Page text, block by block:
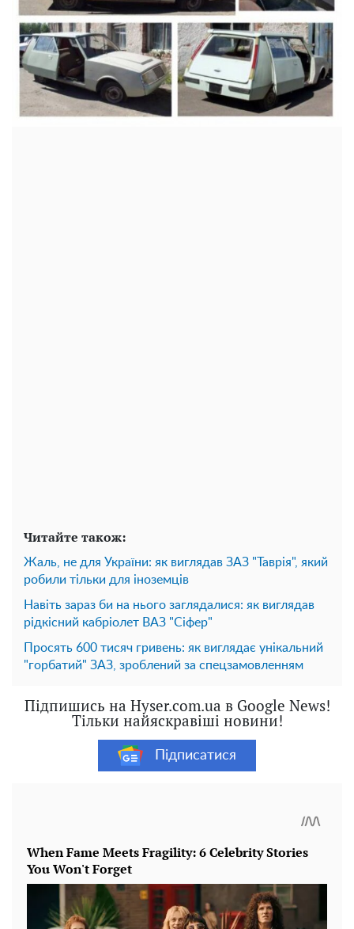
Читайте також:
Жаль, не для України: як виглядав ЗАЗ "Таврія", який
робили тільки для іноземців
Навіть зараз би на нього заглядалися: як виглядав
рідкісний кабріолет ВАЗ "Сіфер"
Просять 600 тисяч гривень: як виглядає унікальний
"горбатий" ЗАЗ, зроблений за спецзамовленням
Підпишись на Hyser.com.ua в Google News!
Тільки найяскравіші новини!
Підписатися